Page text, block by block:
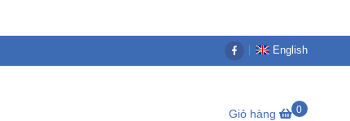
English
Giỏ hàng 0